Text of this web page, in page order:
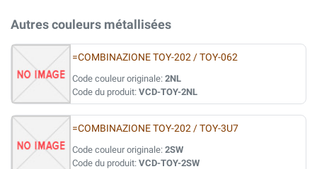
Autres couleurs métallisées
=COMBINAZIONE TOY-202 / TOY-062
Code couleur originale: 2NL
Code du produit: VCD-TOY-2NL
=COMBINAZIONE TOY-202 / TOY-3U7
Code couleur originale: 2SW
Code du produit: VCD-TOY-2SW